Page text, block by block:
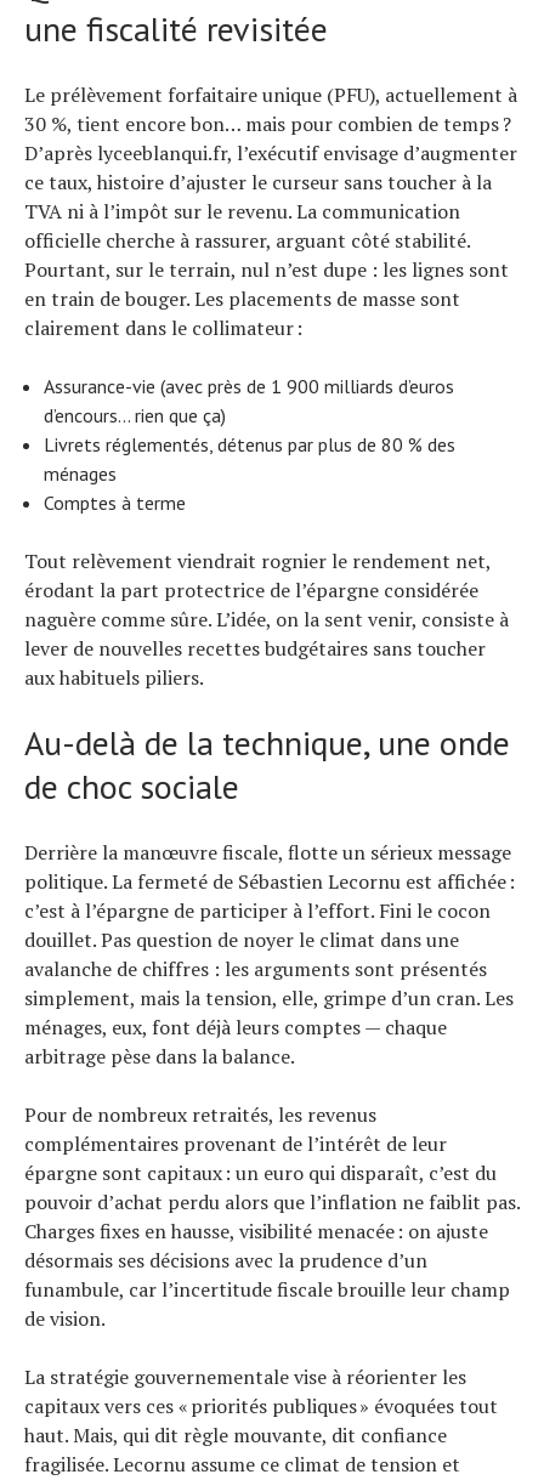
une fiscalité revisitée
Le prélèvement forfaitaire unique (PFU), actuellement à
30 %, tient encore bon… mais pour combien de temps ?
D’après lyceeblanqui.fr, l’exécutif envisage d’augmenter
ce taux, histoire d’ajuster le curseur sans toucher à la
TVA ni à l’impôt sur le revenu. La communication
officielle cherche à rassurer, arguant côté stabilité.
Pourtant, sur le terrain, nul n’est dupe : les lignes sont
en train de bouger. Les placements de masse sont
clairement dans le collimateur :
Assurance-vie (avec près de 1 900 milliards d’euros
d’encours… rien que ça)
Livrets réglementés, détenus par plus de 80 % des
ménages
Comptes à terme
Tout relèvement viendrait rognier le rendement net,
érodant la part protectrice de l’épargne considérée
naguère comme sûre. L’idée, on la sent venir, consiste à
lever de nouvelles recettes budgétaires sans toucher
aux habituels piliers.
Au-delà de la technique, une onde
de choc sociale
Derrière la manœuvre fiscale, flotte un sérieux message
politique. La fermeté de Sébastien Lecornu est affichée :
c’est à l’épargne de participer à l’effort. Fini le cocon
douillet. Pas question de noyer le climat dans une
avalanche de chiffres : les arguments sont présentés
simplement, mais la tension, elle, grimpe d’un cran. Les
ménages, eux, font déjà leurs comptes — chaque
arbitrage pèse dans la balance.
Pour de nombreux retraités, les revenus
complémentaires provenant de l’intérêt de leur
épargne sont capitaux : un euro qui disparaît, c’est du
pouvoir d’achat perdu alors que l’inflation ne faiblit pas.
Charges fixes en hausse, visibilité menacée : on ajuste
désormais ses décisions avec la prudence d’un
funambule, car l’incertitude fiscale brouille leur champ
de vision.
La stratégie gouvernementale vise à réorienter les
capitaux vers ces « priorités publiques » évoquées tout
haut. Mais, qui dit règle mouvante, dit confiance
fragilisée. Lecornu assume ce climat de tension et
Conseils
Tendances
À propos